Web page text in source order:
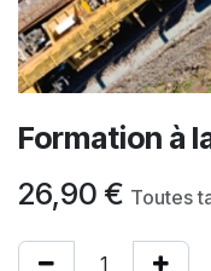
Formation à
26,90 € Toutes